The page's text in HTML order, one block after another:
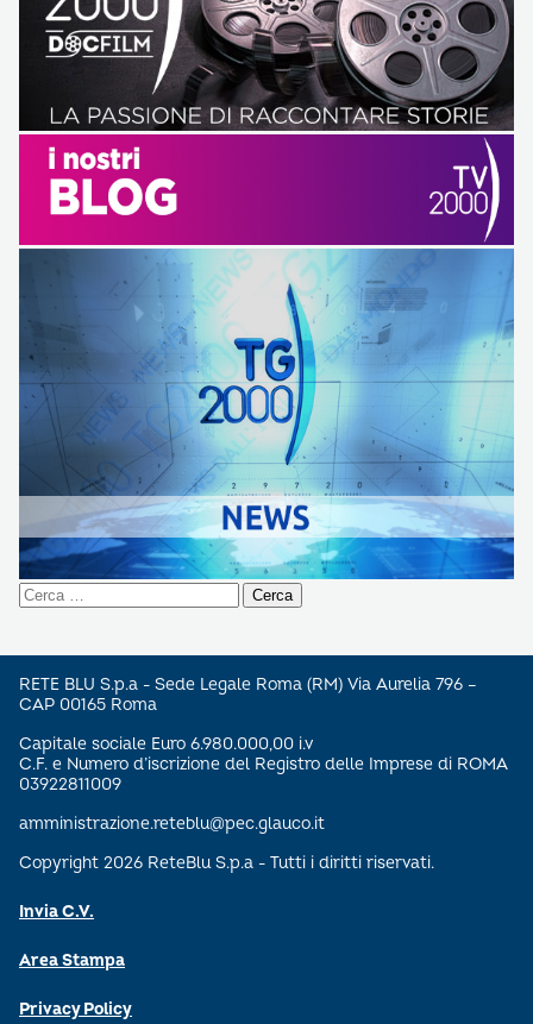
Ricerca
per:
RETE BLU S.p.a - Sede Legale Roma (RM) Via Aurelia 796 –
CAP 00165 Roma
Capitale sociale Euro 6.980.000,00 i.v
C.F. e Numero d’iscrizione del Registro delle Imprese di ROMA
03922811009
amministrazione.reteblu@pec.glauco.it
Copyright 2026 ReteBlu S.p.a - Tutti i diritti riservati.
Invia C.V.
Area Stampa
Privacy Policy